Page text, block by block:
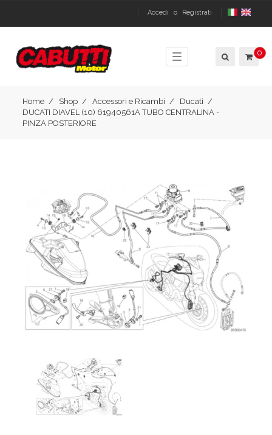
Accedi o Registrati
Toggle
navigation
0
Home Shop Accessori e Ricambi
Ducati
DUCATI DIAVEL (10) 61940561A TUBO CENTRALINA -
PINZA POSTERIORE